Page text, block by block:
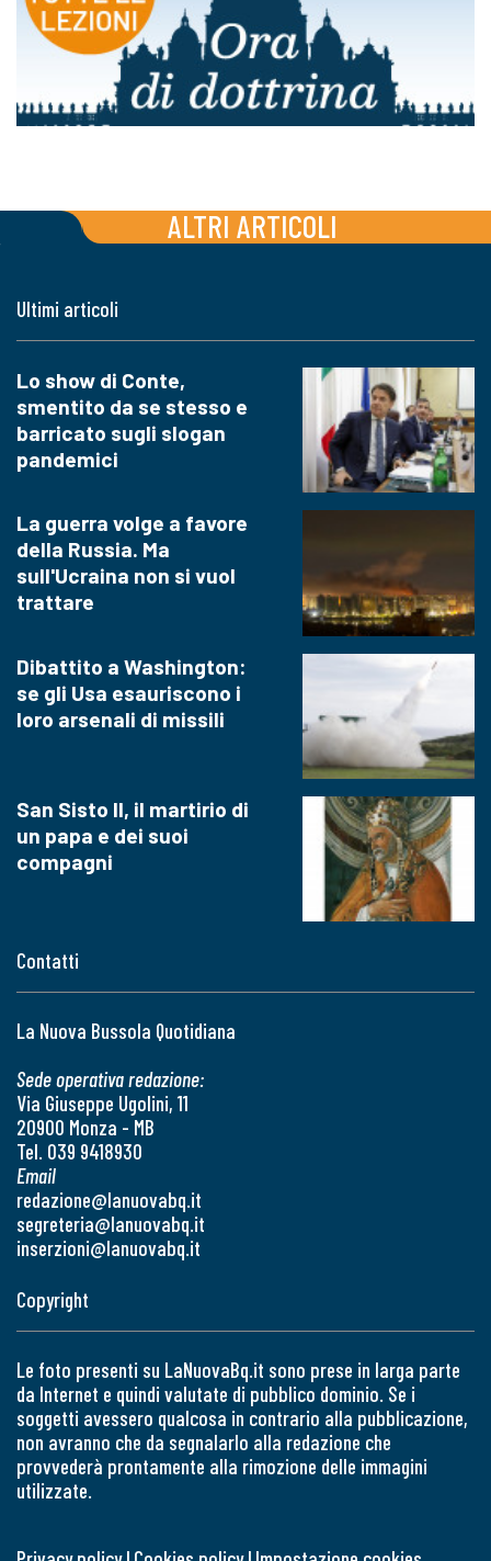
ALTRI ARTICOLI
Contatti
La Nuova Bussola Quotidiana
Sede operativa redazione:
Via Giuseppe Ugolini, 11
20900 Monza - MB
Tel. 039 9418930
Email
redazione@lanuovabq.it
segreteria@lanuovabq.it
inserzioni@lanuovabq.it
Ultimi articoli
Lo show di Conte,
smentito da se stesso e
barricato sugli slogan
pandemici
La guerra volge a favore
della Russia. Ma
sull'Ucraina non si vuol
trattare
Dibattito a Washington:
se gli Usa esauriscono i
loro arsenali di missili
San Sisto II, il martirio di
un papa e dei suoi
compagni
Copyright
Le foto presenti su LaNuovaBq.it sono prese in larga parte
da Internet e quindi valutate di pubblico dominio. Se i
soggetti avessero qualcosa in contrario alla pubblicazione,
non avranno che da segnalarlo alla redazione che
provvederà prontamente alla rimozione delle immagini
utilizzate.